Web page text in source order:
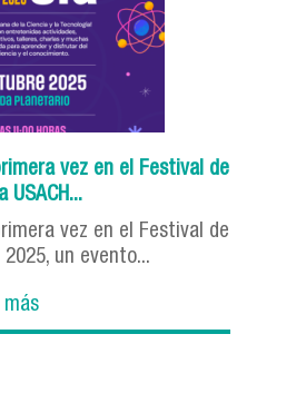
vez en el Festival de
USACH...
vez en el Festival de
2025, un evento...
más